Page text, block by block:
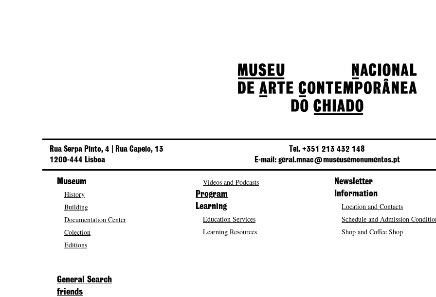
Rua Serpa Pinto, 4 | Rua Capelo, 13
1200-444 Lisboa
Tel. +351 213 432 148
E-mail: geral.mnac@museusemonumentos.pt
Museum
History
Building
Documentation Center
Colection
Editions
Videos and Podcasts
Program
Learning
Education Services
Learning Resources
Newsletter
Information
Location and Contacts
Schedule and Admission
Shop and Coffee Shop
General Search
friends